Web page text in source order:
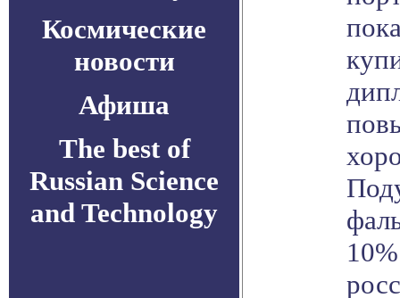
Космические
новости
Афиша
The best of
Russian Science
and Technology